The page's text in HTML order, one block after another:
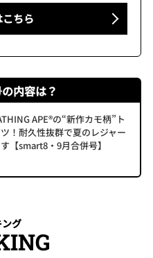
ちら
内容は？
APE®の“新作カモ柄”ト
！耐久性抜群で夏のレジャー
【smart8・9月合併号】
ング